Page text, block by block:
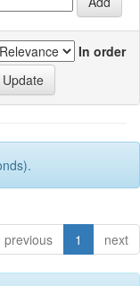
In order
previous 1 next